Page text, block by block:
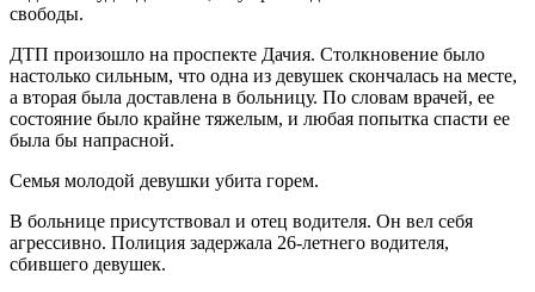
свободы.
ДТП произошло на проспекте Дачия. Столкновение было
настолько сильным, что одна из девушек скончалась на месте,
а вторая была доставлена в больницу. По словам врачей, ее
состояние было крайне тяжелым, и любая попытка спасти ее
была бы напрасной.
Семья молодой девушки убита горем.
В больнице присутствовал и отец водителя. Он вел себя
агрессивно. Полиция задержала 26-летнего водителя,
сбившего девушек.